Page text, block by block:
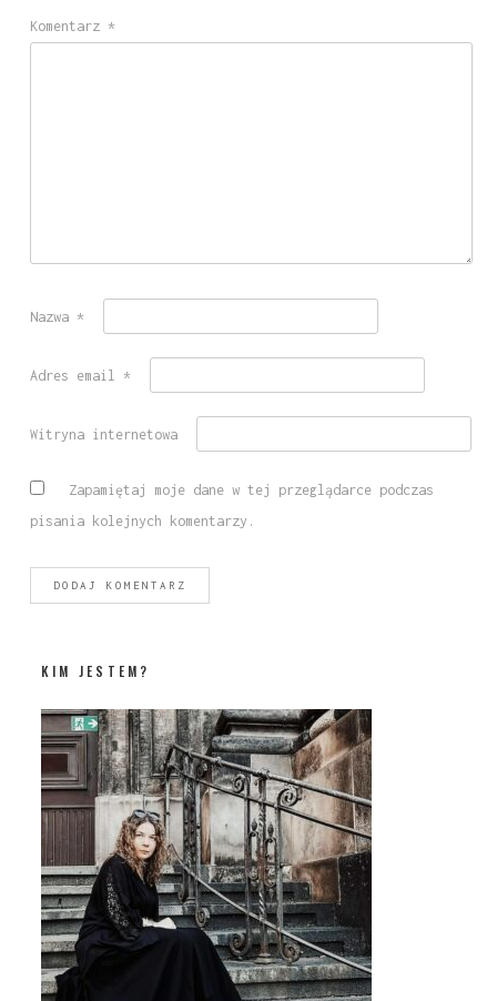
Komentarz *
Nazwa *
Adres email *
Witryna internetowa
Zapamiętaj moje dane w tej przeglądarce podczas
pisania kolejnych komentarzy.
KIM JESTEM?